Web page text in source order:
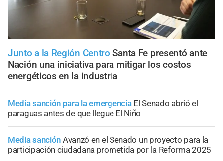
Junto a la Región Centro Santa Fe presentó ante
Nación una iniciativa para mitigar los costos
energéticos en la industria
Media sanción para la emergencia El Senado abrió el
paraguas antes de que llegue El Niño
Media sanción Avanzó en el Senado un proyecto para la
participación ciudadana prometida por la Reforma 2025